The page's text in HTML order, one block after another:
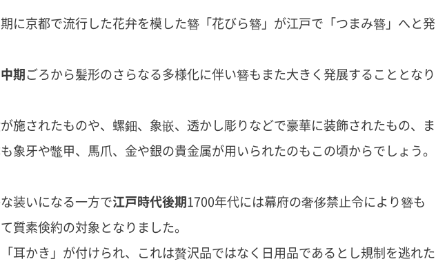
に京都で流行した花弁を模した簪「花びら簪」が江戸で「つまみ簪」へと発
期ごろから髪形のさらなる多様化に伴い簪もまた大きく発展することとなり
施されたものや、螺鈿、象嵌、透かし彫りなどで豪華に装飾されたもの、ま
象牙や鼈甲、馬爪、金や銀の貴金属が用いられたのもこの頃からでしょう。
装いになる一方で江戸時代後期1700年代には幕府の奢侈禁止令により簪も
質素倹約の対象となりました。
耳かき」が付けられ、これは贅沢品ではなく日用品であるとし規制を逃れた